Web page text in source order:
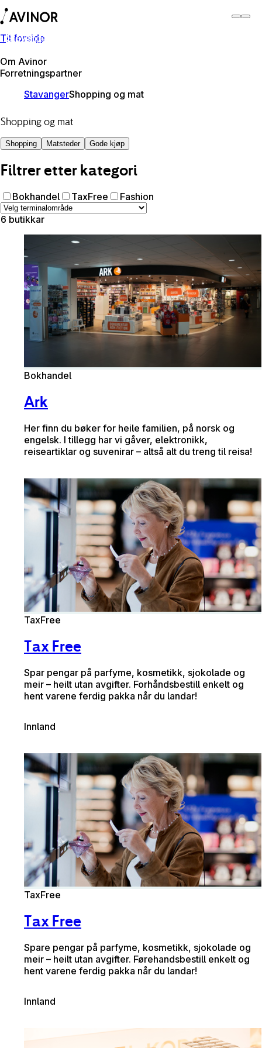
Til forside
Om Avinor
Forretningspartner
Stavanger lufthamn
StavangerShopping og mat
Shopping og mat
Shopping Matsteder Gode kjøp
Filtrer etter kategori
Bokhandel TaxFree
Fashion
6 butikkar
Bokhandel
Ark
Her finn du bøker for heile familien, på norsk og
engelsk. I tillegg har vi gåver, elektronikk,
reiseartiklar og suvenirar – altså alt du treng til reisa!
TaxFree
Tax Free
Spar pengar på parfyme, kosmetikk, sjokolade og
meir – heilt utan avgifter. Forhåndsbestill enkelt og
hent varene ferdig pakka når du landar!
Innland
TaxFree
Tax Free
Spare pengar på parfyme, kosmetikk, sjokolade og
meir – heilt utan avgifter. Førehandsbestill enkelt og
hent varene ferdig pakka når du landar!
Innland